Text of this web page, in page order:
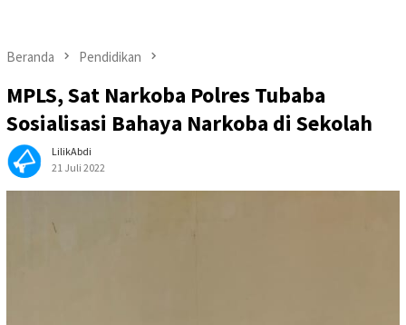
Beranda Pendidikan
MPLS, Sat Narkoba Polres Tubaba
Sosialisasi Bahaya Narkoba di Sekolah
LilikAbdi
21 Juli 2022